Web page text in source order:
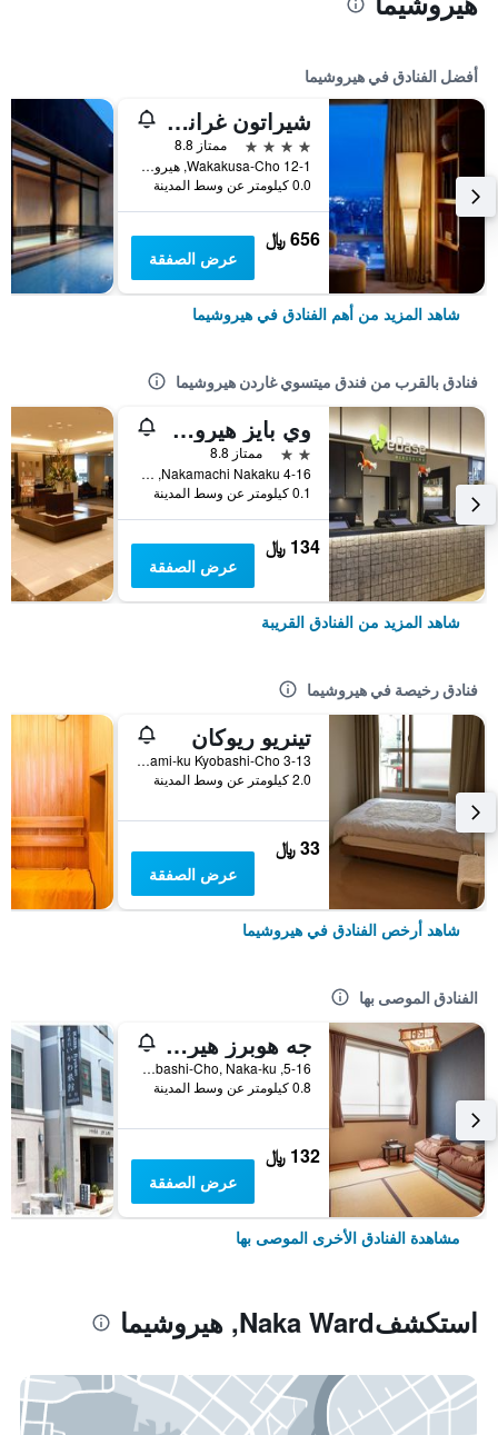
أفضل الفنادق في هيروشيما
شيراتون غراند هيروشيما هوتل
4 نجوم
ممتاز 8.8
12-1 Wakakusa-Cho, هيروشيما, اليابان
0.0 كيلومتر عن وسط المدينة
656 ﷼
عرض الصفقة
شاهد المزيد من أهم الفنادق في هيروشيما
فنادق بالقرب من فندق ميتسوي غاردن هيروشيما
وي بايز هيروشيما - دار ضيافة
2 نجمتين
ممتاز 8.8
4-16 Nakamachi Nakaku, هيروشيما, اليابان
0.1 كيلومتر عن وسط المدينة
134 ﷼
عرض الصفقة
شاهد المزيد من الفنادق القريبة
فنادق رخيصة في هيروشيما
تينريو ريوكان
Minami-ku Kyobashi-Cho 3-13, هيروشيما, اليابان
2.0 كيلومتر عن وسط المدينة
33 ﷼
عرض الصفقة
شاهد أرخص الفنادق في هيروشيما
الفنادق الموصى بها
جه هوبرز هيروشيما جيست هاوس - هوستل
5-16, Dobashi-Cho, Naka-ku, هيروشيما, اليابان
0.8 كيلومتر عن وسط المدينة
132 ﷼
عرض الصفقة
مشاهدة الفنادق الأخرى الموصى بها
استكشفNaka Ward, هيروشيما